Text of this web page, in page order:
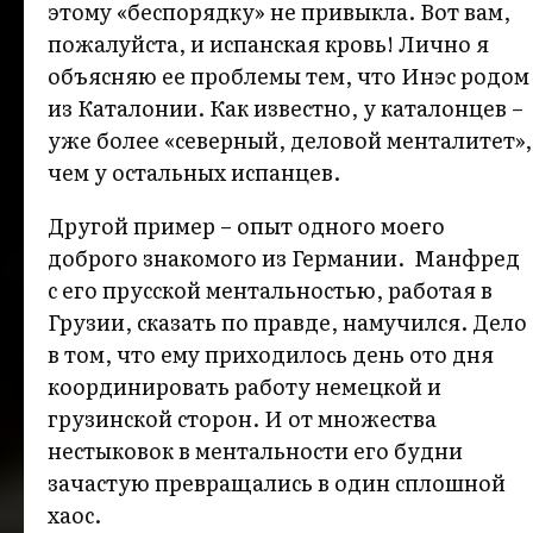
этому «беспорядку» не привыкла. Вот вам,
пожалуйста, и испанская кровь! Лично я
объясняю ее проблемы тем, что Инэс родом
из Каталонии. Как известно, у каталонцев –
уже более «северный, деловой менталитет»,
чем у остальных испанцев.
Другой пример – опыт одного моего
доброго знакомого из Германии. Манфред
с его прусской ментальностью, работая в
Грузии, сказать по правде, намучился. Дело
в том, что ему приходилось день ото дня
координировать работу немецкой и
грузинской сторон. И от множества
нестыковок в ментальности его будни
зачастую превращались в один сплошной
хаос.